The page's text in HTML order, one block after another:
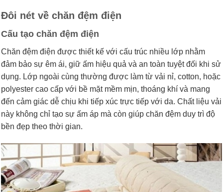
Đôi nét về chăn đệm điện
Cấu tạo chăn đệm điện
Chăn đệm điện được thiết kế với cấu trúc nhiều lớp nhằm
đảm bảo sự êm ái, giữ ấm hiệu quả và an toàn tuyệt đối khi sử
dụng. Lớp ngoài cùng thường được làm từ vải nỉ, cotton, hoặc
polyester cao cấp với bề mặt mềm mịn, thoáng khí và mang
đến cảm giác dễ chịu khi tiếp xúc trực tiếp với da. Chất liệu vải
này không chỉ tạo sự ấm áp mà còn giúp chăn đệm duy trì độ
bền đẹp theo thời gian.